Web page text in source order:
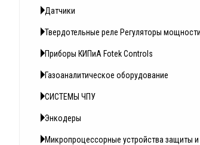
Датчики
Твердотельные реле Регуляторы мощности
Приборы КИПиА Fotek Controls
Газоаналитическое оборудование
СИСТЕМЫ ЧПУ
Энкодеры
Микропроцессорные устройства защиты и